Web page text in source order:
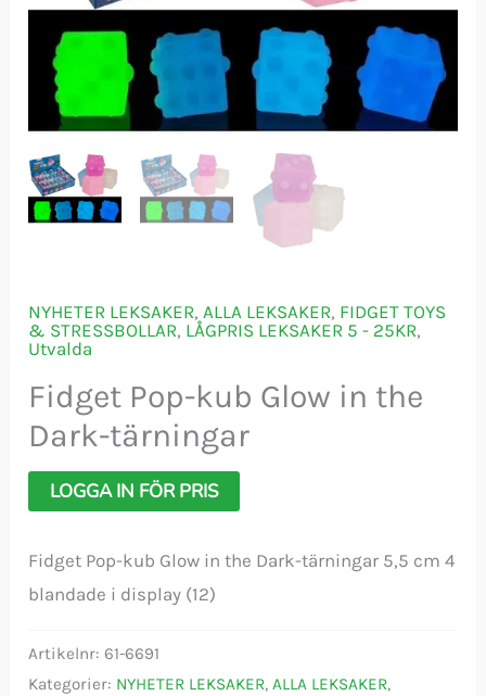
NYHETER LEKSAKER,ALLA LEKSAKER, FIDGET TOYS
& STRESSBOLLAR, LÅGPRIS LEKSAKER 5 - 25KR,
Utvalda
Fidget Pop-kub Glow in the
Dark-tärningar
LOGGA IN FÖR PRIS
Fidget Pop-kub Glow in the Dark-tärningar 5,5 cm 4
blandade i display (12)
Artikelnr:61-6691
Kategorier: NYHETER LEKSAKER,ALLA LEKSAKER,